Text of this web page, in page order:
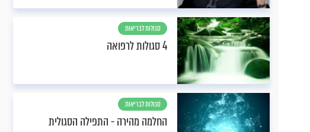
סגולות לבריאות
4 סגולות לרפואה
סגולות לבריאות
החלמה מהירה - התפילה הסגולית